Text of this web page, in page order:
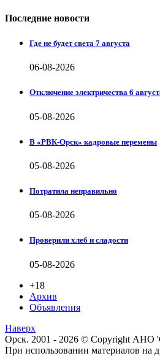
Последние новости
Где не будет света 7 августа
06-08-2026
Отключение электричества 6
05-08-2026
В «РВК-Орск» кадровые перемены
05-08-2026
Потратила неправильно
05-08-2026
Проверили хлеб и сладости
05-08-2026
+18
Архив
Объявления
Наверх
Орск. 2001 - 2026 © Copyright АНО
При использовании материалов на